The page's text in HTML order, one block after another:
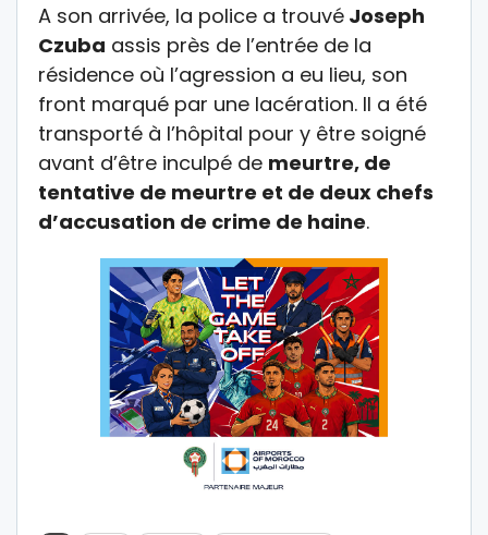
A son arrivée, la police a trouvé Joseph
Czuba assis près de l’entrée de la
résidence où l’agression a eu lieu, son
front marqué par une lacération. Il a été
transporté à l’hôpital pour y être soigné
avant d’être inculpé de meurtre, de
tentative de meurtre et de deux chefs
d’accusation de crime de haine.